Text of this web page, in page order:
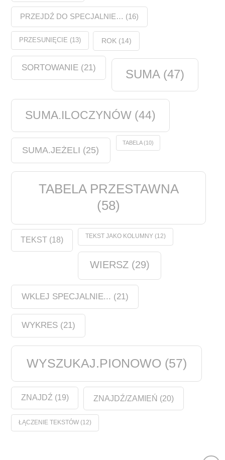
PRZEJDŹ DO SPECJALNIE… (16)
PRZESUNIĘCIE (13) ROK (14)
SORTOWANIE(21) SUMA(47)
SUMA.ILOCZYNÓW (44)
SUMA.JEŻELI (25)
TABELA(10)
TABELA PRZESTAWNA
(58)
TEKST (18) TEKST JAKO KOLUMNY(12)
WIERSZ(29)
WKLEJ SPECJALNIE... (21)
WYKRES(21)
WYSZUKAJ.PIONOWO (57)
ZNAJDŹ (19) ZNAJDŹ/ZAMIEŃ (20)
ŁĄCZENIE TEKSTÓW (12)